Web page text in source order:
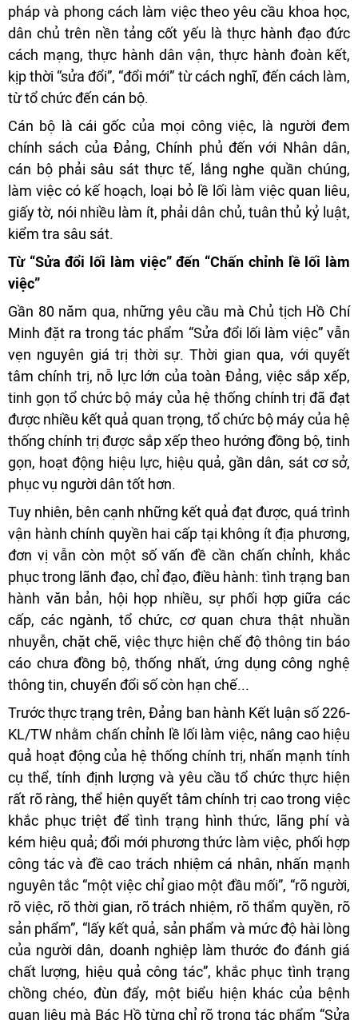
pháp và phong cách làm việc theo yêu cầu khoa học,
dân chủ trên nền tảng cốt yếu là thực hành đạo đức
cách mạng, thực hành dân vận, thực hành đoàn kết,
kịp thời “sửa đổi”, “đổi mới” từ cách nghĩ, đến cách làm,
từ tổ chức đến cán bộ.
Cán bộ là cái gốc của mọi công việc, là người đem
chính sách của Đảng, Chính phủ đến với Nhân dân,
cán bộ phải sâu sát thực tế, lắng nghe quần chúng,
làm việc có kế hoạch, loại bỏ lề lối làm việc quan liêu,
giấy tờ, nói nhiều làm ít, phải dân chủ, tuân thủ kỷ luật,
kiểm tra sâu sát.
Từ “Sửa đổi lối làm việc” đến “Chấn chỉnh lề lối làm
việc”
Gần 80 năm qua, những yêu cầu mà Chủ tịch Hồ Chí
Minh đặt ra trong tác phẩm “Sửa đổi lối làm việc” vẫn
vẹn nguyên giá trị thời sự. Thời gian qua, với quyết
tâm chính trị, nỗ lực lớn của toàn Đảng, việc sắp xếp,
tinh gọn tổ chức bộ máy của hệ thống chính trị đã đạt
được nhiều kết quả quan trọng, tổ chức bộ máy của hệ
thống chính trị được sắp xếp theo hướng đồng bộ, tinh
gọn, hoạt động hiệu lực, hiệu quả, gần dân, sát cơ sở,
phục vụ người dân tốt hơn.
Tuy nhiên, bên cạnh những kết quả đạt được, quá trình
vận hành chính quyền hai cấp tại không ít địa phương,
đơn vị vẫn còn một số vấn đề cần chấn chỉnh, khắc
phục trong lãnh đạo, chỉ đạo, điều hành: tình trạng ban
hành văn bản, hội họp nhiều, sự phối hợp giữa các
cấp, các ngành, tổ chức, cơ quan chưa thật nhuần
nhuyễn, chặt chẽ, việc thực hiện chế độ thông tin báo
cáo chưa đồng bộ, thống nhất, ứng dụng công nghệ
thông tin, chuyển đổi số còn hạn chế...
Trước thực trạng trên, Đảng ban hành Kết luận số 226-
KL/TW nhằm chấn chỉnh lề lối làm việc, nâng cao hiệu
quả hoạt động của hệ thống chính trị, nhấn mạnh tính
cụ thể, tính định lượng và yêu cầu tổ chức thực hiện
rất rõ ràng, thể hiện quyết tâm chính trị cao trong việc
khắc phục triệt để tình trạng hình thức, lãng phí và
kém hiệu quả; đổi mới phương thức làm việc, phối hợp
công tác và đề cao trách nhiệm cá nhân, nhấn mạnh
nguyên tắc “một việc chỉ giao một đầu mối”, “rõ người,
rõ việc, rõ thời gian, rõ trách nhiệm, rõ thẩm quyền, rõ
sản phẩm”, “lấy kết quả, sản phẩm và mức độ hài lòng
của người dân, doanh nghiệp làm thước đo đánh giá
chất lượng, hiệu quả công tác”, khắc phục tình trạng
chồng chéo, đùn đẩy, một biểu hiện khác của bệnh
quan liêu mà Bác Hồ từng chỉ rõ trong tác phẩm “Sửa